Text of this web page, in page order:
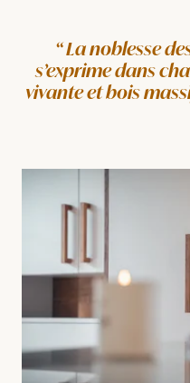
La noblesse
s’exprime dans
vivante et bois